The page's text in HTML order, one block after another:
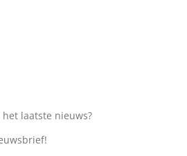
laatste nieuws?